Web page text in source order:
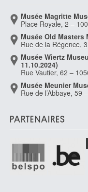
Musée Magritte
Place Royale, 2 –
Musée Old Masters
Rue de la Régence,
Musée Wiertz
11.10.2024)
Rue Vautier, 62 –
Musée Meunier
Rue de l’Abbaye, 59
PARTENAIRES